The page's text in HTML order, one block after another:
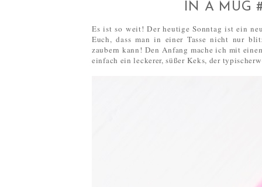
IN A MUG
Es ist so weit! Der heutige Sonntag ist ein
Euch, dass man in einer Tasse nicht nur
zaubern kann! Den Anfang mache ich mit
einfach ein leckerer, süßer Keks, der